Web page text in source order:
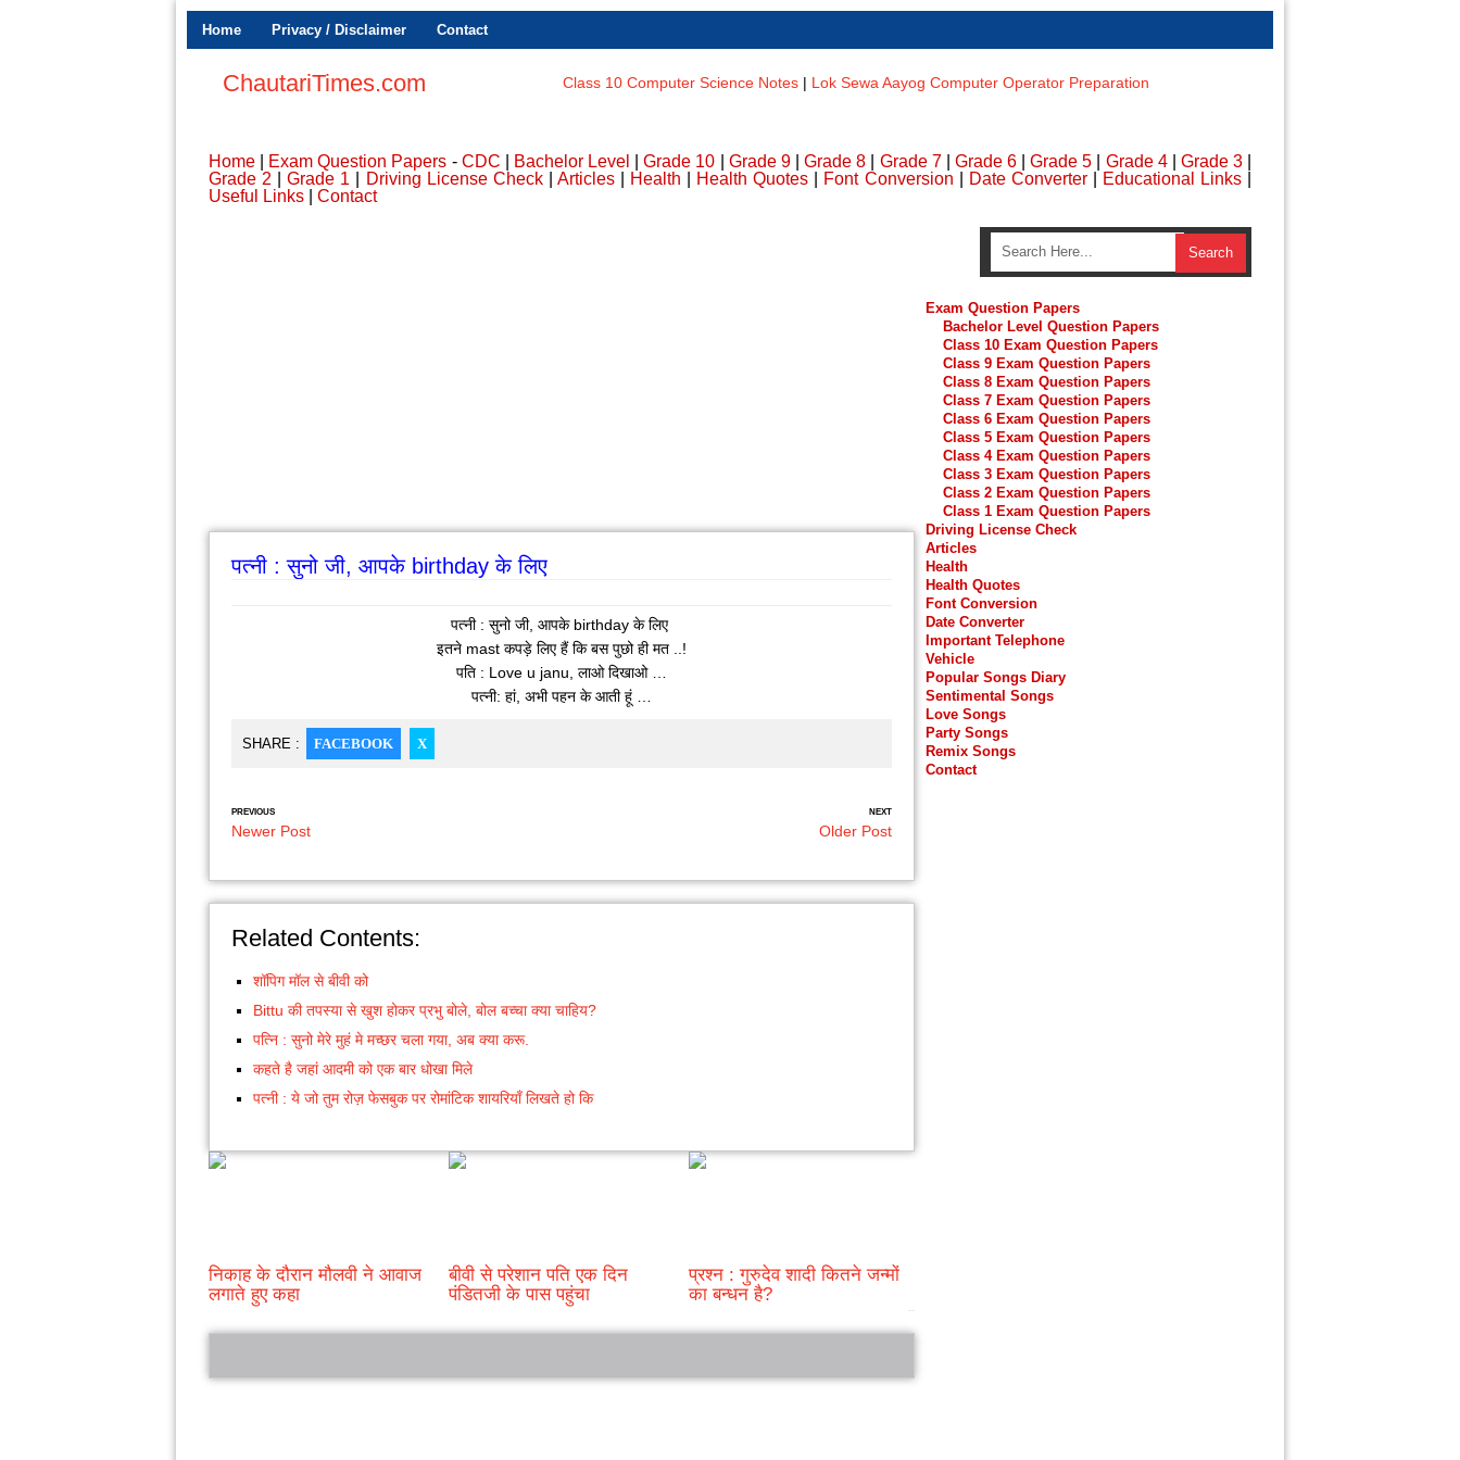
Home Privacy / Disclaimer Contact
ChautariTimes.com Class 10 Computer Science Notes | Lok Sewa Aayog Computer Operator Preparation
Home Exam Question Papers - CDC Bachelor Level |Grade 10 Grade 9|Grade 8 Grade 7| Grade 6 |Grade 5 Grade 4| Grade 3
Grade 2 |Grade 1 Driving License Check| Articles| Health Health Quotes Font Conversion Date Converter| Educational Links
Useful Links
Contact
पत्नी : सुनो जी, आपके birthday के लिए
पत्नी : सुनो जी, आपके birthday के लिए
इतने mast कपड़े लिए हैं कि बस पुछो ही मत ..!
पति : Love u janu, लाओ दिखाओ …
पत्नी: हां, अभी पहन के आती हूं …
SHARE : FACEBOOK X
PREVIOUS
Newer Post
NEXT
Older Post
Related Contents:
शॉपिग मॉल से बीवी को
Bittu की तपस्या से खुश होकर प्रभु बोले, बोल बच्चा क्या चाहिय?
पत्नि : सुनो मेरे मुहं मे मच्छर चला गया, अब क्या करू.
कहते है जहां आदमी को एक बार धोखा मिले
पत्नी : ये जो तुम रोज़ फेसबुक पर रोमांटिक शायरियाँ लिखते हो कि
निकाह के दौरान मौलवी ने आवाज
लगाते हुए कहा
बीवी से परेशान पति एक दिन
पंडितजी के पास पहुंचा
प्रश्न : गुरुदेव शादी कितने जन्मों
का बन्धन है?
Exam Question Papers
Bachelor Level Question Papers
Class 10 Exam Question Papers
Class 9 Exam Question Papers
Class 8 Exam Question Papers
Class 7 Exam Question Papers
Class 6 Exam Question Papers
Class 5 Exam Question Papers
Class 4 Exam Question Papers
Class 3 Exam Question Papers
Class 2 Exam Question Papers
Class 1 Exam Question Papers
Driving License Check
Articles
Health
Health Quotes
Font Conversion
Date Converter
Important Telephone
Vehicle
Popular Songs Diary
Sentimental Songs
Love Songs
Party Songs
Remix Songs
Contact